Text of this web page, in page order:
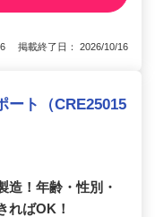
掲載終了日： 2026/10/16
ート（CRE25015
造！年齢・性別・
ればOK！